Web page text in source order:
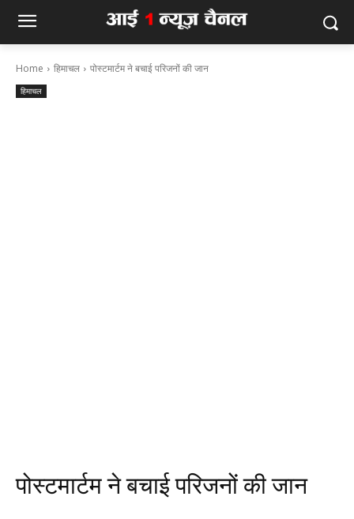
Home हिमाचल पोस्टमार्टम ने बचाई परिजनों की जान
हिमाचल
पोस्टमार्टम ने बचाई परिजनों की जान